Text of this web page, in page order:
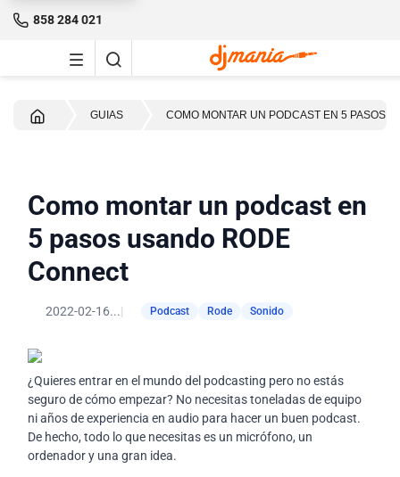
858 284 021
GUIAS COMO MONTAR UN PODCAST EN 5 PASOS
Como montar un podcast en
5 pasos usando RODE
Connect
2022-02-16...| Podcast Rode Sonido
¿Quieres entrar en el mundo del podcasting pero no estás
seguro de cómo empezar? No necesitas toneladas de equipo
ni años de experiencia en audio para hacer un buen podcast.
De hecho, todo lo que necesitas es un micrófono, un
ordenador y una gran idea.